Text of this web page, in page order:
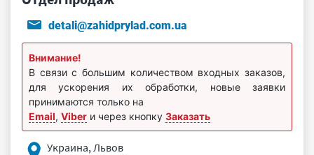
detali@zahidprylad.com.ua
Внимание!
В связи с большим количеством входных заказов,
для ускорения их обработки, новые заявки
принимаются только на
Email, Viber и через кнопку Заказать
Украина, Львов